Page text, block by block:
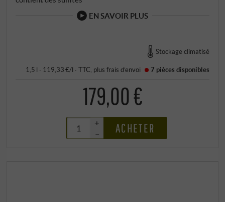
EN SAVOIR PLUS
Stockage climatisé
1,5 l · 119,33 €/l ·TTC , plusfrais d’envoi 7 pièces disponibles
179,00 €
+
–
ACHETER